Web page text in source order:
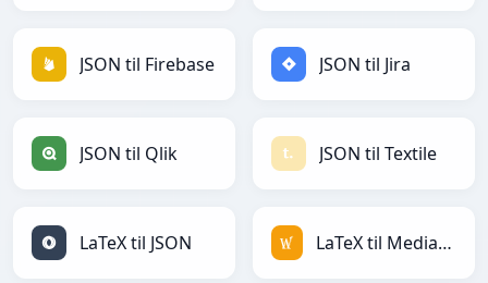
JSON til Firebase JSON til Jira
JSON til Qlik JSON til Textile
LaTeX til JSON LaTeX til MediaWiki